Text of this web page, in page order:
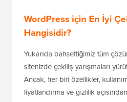
WordPress için En İyi
Hangisidir?
Yukarıda bahsettiğimiz tüm
sitenizde çekiliş yarışmaları
Ancak, her biri özellikler,
fiyatlandırma ve gizlilik